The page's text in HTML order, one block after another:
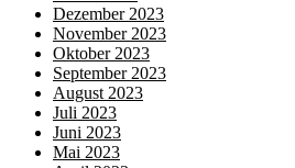
Dezember 2023
November 2023
Oktober 2023
September 2023
August 2023
Juli 2023
Juni 2023
Mai 2023